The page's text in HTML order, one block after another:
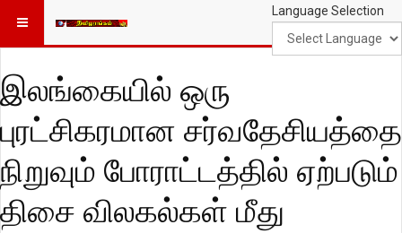
Language Selection
இலங்கையில் ஒரு
புரட்சிகரமான சர்வதேசியத்தை
நிறுவும் போராட்டத்தில் ஏற்படும்
திசை விலகல்கள் மீது